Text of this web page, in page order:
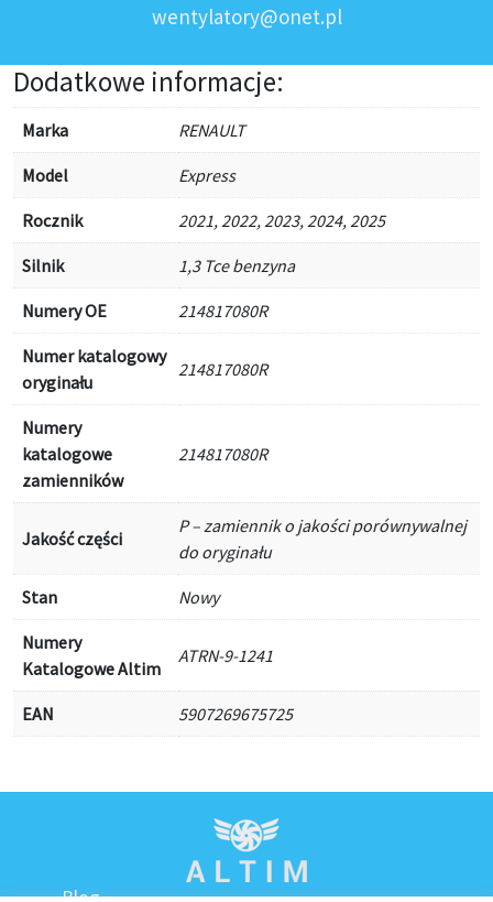
wentylatory@onet.pl
Dodatkowe informacje:
Marka RENAULT
Model Express
Rocznik 2021, 2022, 2023, 2024, 2025
Silnik 1,3 Tce benzyna
Numery OE 214817080R
Numer katalogowy
oryginału
214817080R
Numery
katalogowe
zamienników
214817080R
Jakość części
P – zamiennik o jakości porównywalnej
do oryginału
Stan Nowy
Numery
Katalogowe Altim
ATRN-9-1241
EAN 5907269675725
Blog